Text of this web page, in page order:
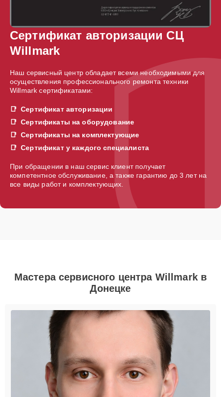
Сертификат авторизации СЦ
Willmark
Наш сервисный центр обладает всеми необходимыми для
осуществления профессионального ремонта техники
Willmark сертификатами:
Сертификат авторизации
Сертификаты на оборудование
Сертификаты на комплектующие
Сертификат у каждого специалиста
При обращении в наш сервис клиент получает
компетентное обслуживание, а также гарантию до 3 лет на
все виды работ и комплектующих.
Мастера сервисного центра Willmark в
Донецке